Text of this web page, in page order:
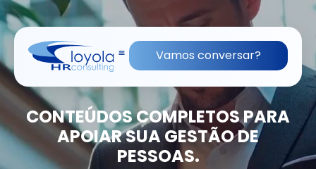
(11) 91836-0813 contato@lhrc.com.br
Vamos conversar?
CONTEÚDOS COMPLETOS PARA
APOIAR SUA GESTÃO DE
PESSOAS.